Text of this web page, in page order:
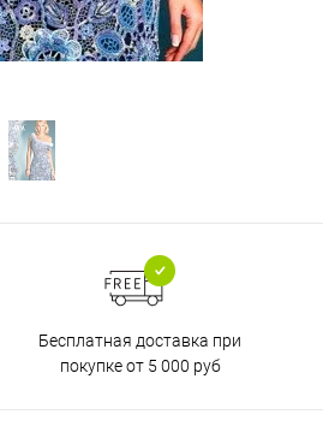
Бесплатная доставка при
покупке от 5 000 руб